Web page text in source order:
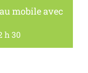
mobile avec
h 30